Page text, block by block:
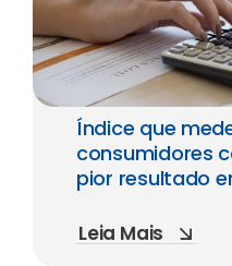
Índice que
consumidores
pior resultado
Leia Mais